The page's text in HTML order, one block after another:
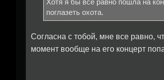
Хотя я бы все равно пошла на
поглазеть охота.
Согласна с тобой, мне все равно,
момент вообще на его концерт